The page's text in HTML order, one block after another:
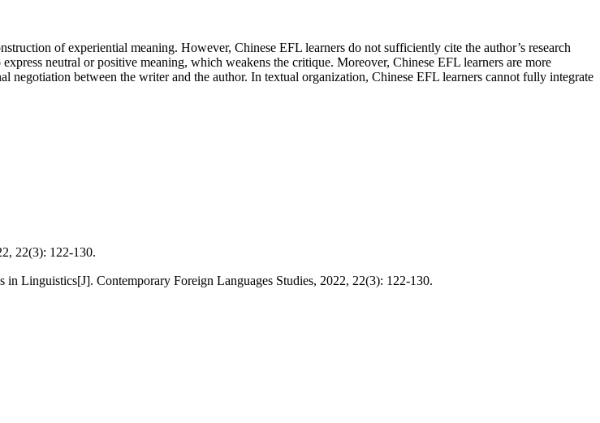
of experiential meaning. However, Chinese EFL learners do not sufficiently cite the author’s research
neutral or positive meaning, which weakens the critique. Moreover, Chinese EFL learners are more
between the writer and the author. In textual organization, Chinese EFL learners cannot fully integrate
22(3): 122-130.
Linguistics[J]. Contemporary Foreign Languages Studies, 2022, 22(3): 122-130.